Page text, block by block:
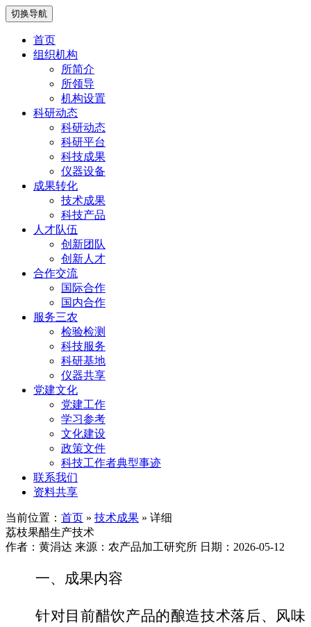
切换导航
首页
组织机构
所简介
所领导
机构设置
科研动态
科研动态
科研平台
科技成果
仪器设备
成果转化
技术成果
科技产品
人才队伍
创新团队
创新人才
合作交流
国际合作
国内合作
服务三农
检验检测
科技服务
科研基地
仪器共享
党建文化
党建工作
学习参考
文化建设
政策文件
科技工作者典型事迹
联系我们
资料共享
当前位置： 首页 » 技术成果 » 详细
荔枝果醋生产技术
作者：黄涓达 来源：农产品加工研究所 日期：2026-05-12
一、成果内容
针对目前醋饮产品的酿造技术落后、风味